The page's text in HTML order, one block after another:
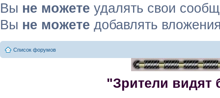
Вы не можете удалять свои
Вы не можете добавлять
Список форумов
"Зрители видят